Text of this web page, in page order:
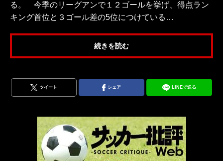
る。 今季のリーグアンで１２ゴールを挙げ、得点ラン
キング首位と３ゴール差の5位につけている…
続きを読む
ツイート シェア LINEで送る